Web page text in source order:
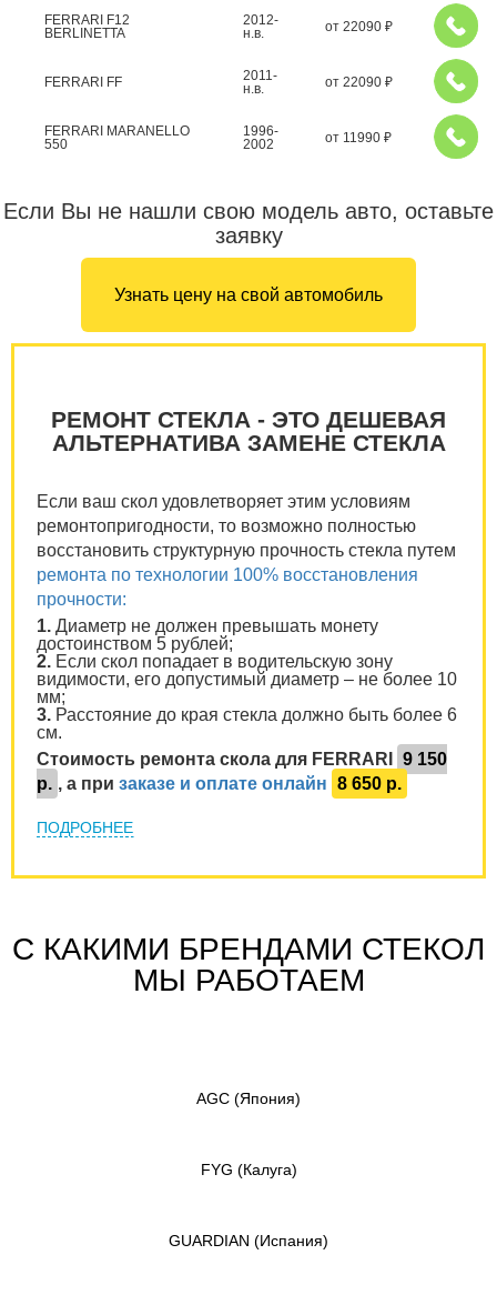
FERRARI F12
BERLINETTA
2012-
н.в.
от 22090 ₽
FERRARI FF
2011-
н.в.
от 22090 ₽
FERRARI MARANELLO
550
1996-
2002
от 11990 ₽
Если Вы не нашли свою модель авто, оставьте
заявку
Узнать цену на свой автомобиль
РЕМОНТ СТЕКЛА - ЭТО ДЕШЕВАЯ
АЛЬТЕРНАТИВА ЗАМЕНЕ СТЕКЛА
Если ваш скол удовлетворяет этим условиям
ремонтопригодности, то возможно полностью
восстановить структурную прочность стекла путем
ремонта по технологии 100% восстановления
прочности:
1. Диаметр не должен превышать монету
достоинством 5 рублей;
2. Если скол попадает в водительскую зону
видимости, его допустимый диаметр – не более 10
мм;
3. Расстояние до края стекла должно быть более 6
см.
Стоимость ремонта скола для FERRARI
9 150
р. , а при заказе и оплате онлайн 8 650 р.
ПОДРОБНЕЕ
С КАКИМИ БРЕНДАМИ СТЕКОЛ
МЫ РАБОТАЕМ
AGC (Япония)
FYG (Калуга)
GUARDIAN (Испания)